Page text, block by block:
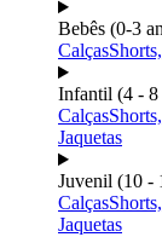
Bebês (0-3
Calças
Infantil (4 - 8
Calças
Jaquetas
Juvenil (10 -
Calças
Jaquetas